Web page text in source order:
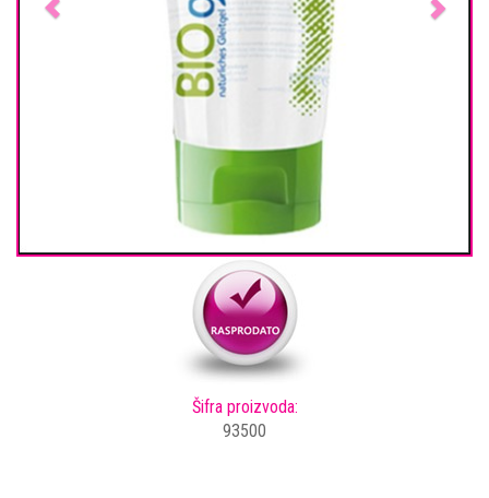
Šifra proizvoda:
93500